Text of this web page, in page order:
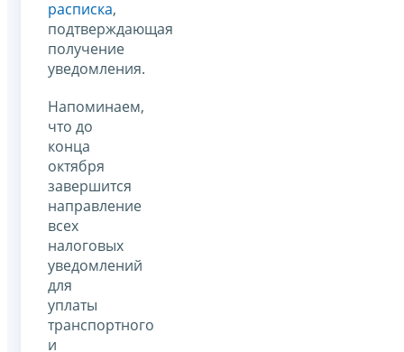
расписка,
подтверждающая
получение
уведомления.
Напоминаем,
что до
конца
октября
завершится
направление
всех
налоговых
уведомлений
для
уплаты
транспортного
и